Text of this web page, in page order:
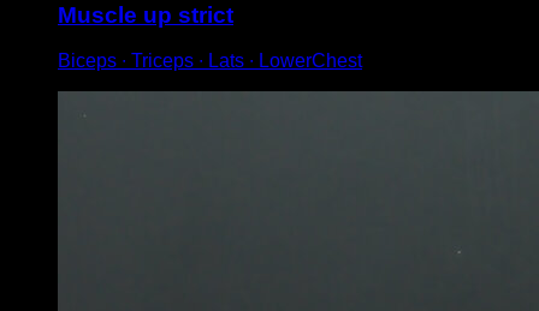
Muscle up strict
Biceps ∙ Triceps ∙ Lats ∙ LowerChest